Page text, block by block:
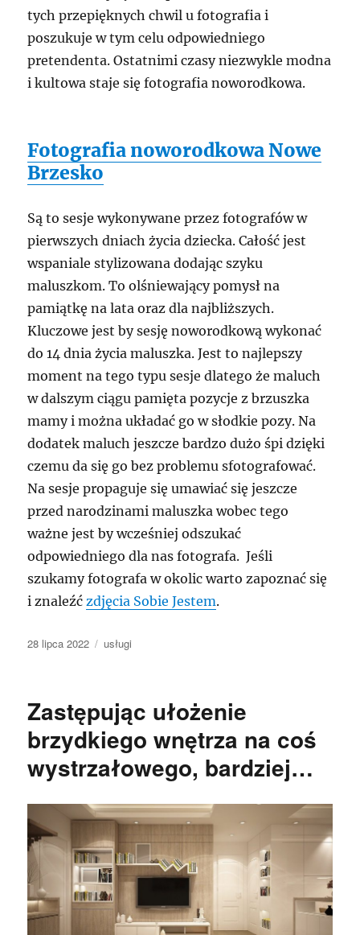
tych przepięknych chwil u fotografia i
poszukuje w tym celu odpowiedniego
pretendenta. Ostatnimi czasy niezwykle modna
i kultowa staje się fotografia noworodkowa.
Fotografia noworodkowa Nowe
Brzesko
Są to sesje wykonywane przez fotografów w
pierwszych dniach życia dziecka. Całość jest
wspaniale stylizowana dodając szyku
maluszkom. To olśniewający pomysł na
pamiątkę na lata oraz dla najbliższych.
Kluczowe jest by sesję noworodkową wykonać
do 14 dnia życia maluszka. Jest to najlepszy
moment na tego typu sesje dlatego że maluch
w dalszym ciągu pamięta pozycje z brzuszka
mamy i można układać go w słodkie pozy. Na
dodatek maluch jeszcze bardzo dużo śpi dzięki
czemu da się go bez problemu sfotografować.
Na sesje propaguje się umawiać się jeszcze
przed narodzinami maluszka wobec tego
ważne jest by wcześniej odszukać
odpowiedniego dla nas fotografa. Jeśli
szukamy fotografa w okolic warto zapoznać się
i znaleźćzdjęcia Sobie Jestem.
Data
28 lipca 2022 Kategorie
usługi
Zastępując ułożenie
brzydkiego wnętrza na coś
wystrzałowego, bardziej…